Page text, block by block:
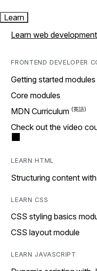
Learn
Learn web development
FRONTEND DEVELOPER
Getting started modules
Core modules
MDN Curriculum
Check out the video
LEARN HTML
Structuring content
LEARN CSS
CSS styling basics
CSS layout module
LEARN JAVASCRIPT